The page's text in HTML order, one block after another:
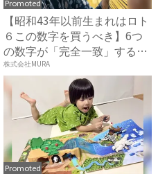
Promoted
【昭和43年以前生まれはロト
６この数字を買うべき】6つ
の数字が「完全一致」する
方...
株式会社MURA
Promoted